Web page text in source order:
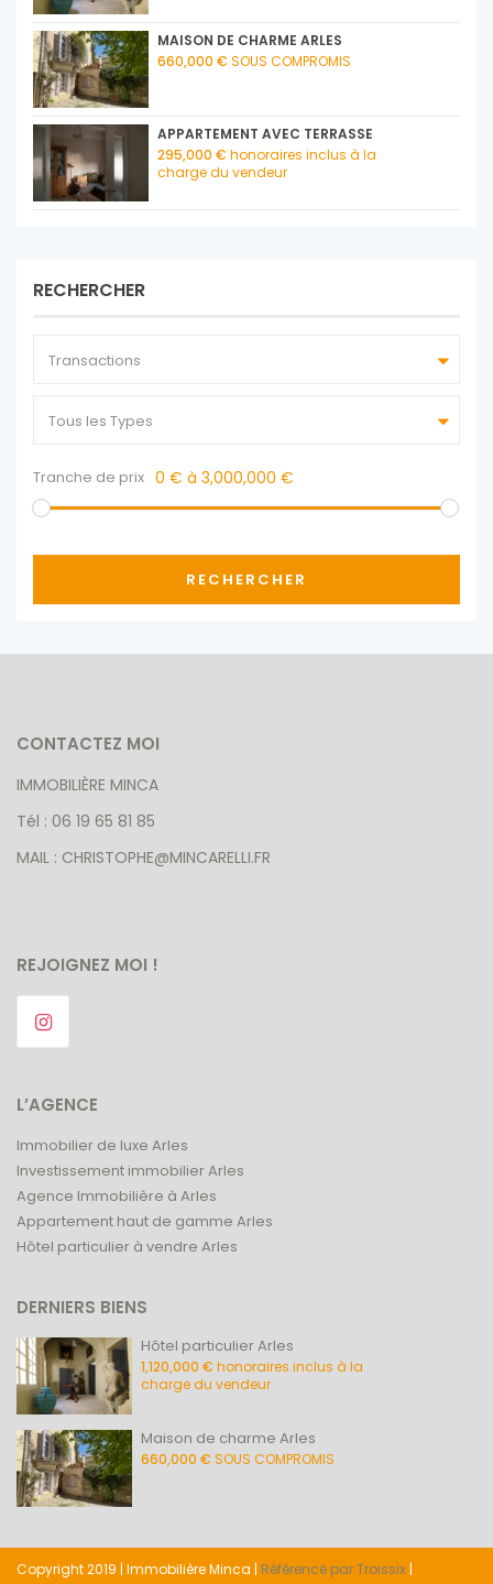
MAISON DE CHARME ARLES
660,000 € SOUS COMPROMIS
APPARTEMENT AVEC TERRASSE
295,000 € honoraires inclus à la
charge du vendeur
RECHERCHER
Transactions
Tous les Types
Tranche de prix 0 € à 3,000,000 €
RECHERCHER
CONTACTEZ MOI
IMMOBILIÈRE MINCA
Tél : 06 19 65 81 85
MAIL : CHRISTOPHE@MINCARELLI.FR
REJOIGNEZ MOI !
L’AGENCE
Immobilier de luxe Arles
Investissement immobilier Arles
Agence Immobilière à Arles
Appartement haut de gamme Arles
Hôtel particulier à vendre Arles
DERNIERS BIENS
Hôtel particulier Arles
1,120,000 € honoraires inclus à la
charge du vendeur
Maison de charme Arles
660,000 € SOUS COMPROMIS
Copyright 2019 | Immobilière Minca | Référencé par Troissix |